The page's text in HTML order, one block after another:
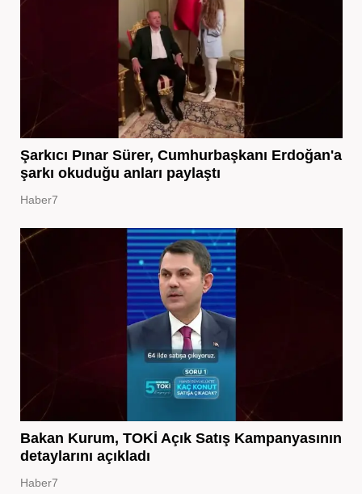
Şarkıcı Pınar Sürer, Cumhurbaşkanı Erdoğan'a
şarkı okuduğu anları paylaştı
Haber7
Bakan Kurum, TOKİ Açık Satış Kampanyasının
detaylarını açıkladı
Haber7